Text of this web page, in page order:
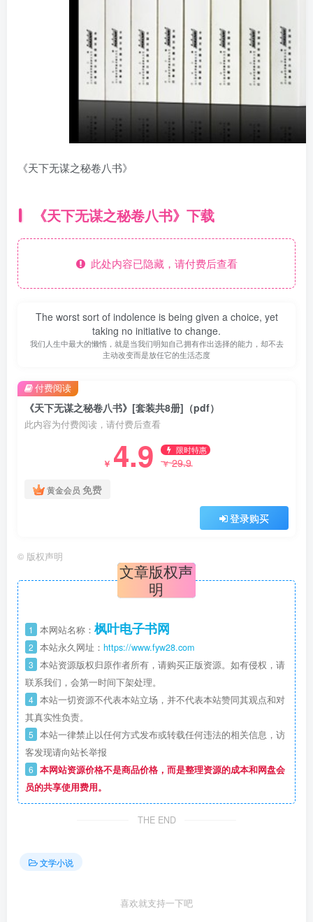
《天下无谋之秘卷八书》
《天下无谋之秘卷八书》下载
此处内容已隐藏，请付费后查看
The worst sort of indolence is being given a choice, yet
taking no initiative to change.
我们人生中最大的懒惰，就是当我们明知自己拥有作出选择的能力，却不去
主动改变而是放任它的生活态度
《天下无谋之秘卷八书》[套装共8册]（pdf）
此内容为付费阅读，请付费后查看
￥ 4.9 限时特惠
￥29.9
黄金会员 免费
登录购买
付费阅读
© 版权声明
文章版权声
明
1 本网站名称： 枫叶电子书网
2 本站永久网址： https://www.fyw28.com
3 本站资源版权归原作者所有，请购买正版资源。如有侵权，请
联系我们，会第一时间下架处理。
4 本站一切资源不代表本站立场，并不代表本站赞同其观点和对
其真实性负责。
5 本站一律禁止以任何方式发布或转载任何违法的相关信息，访
客发现请向站长举报
6 本网站资源价格不是商品价格，而是整理资源的成本和网盘会
员的共享使用费用。
THE END
文学小说
喜欢就支持一下吧